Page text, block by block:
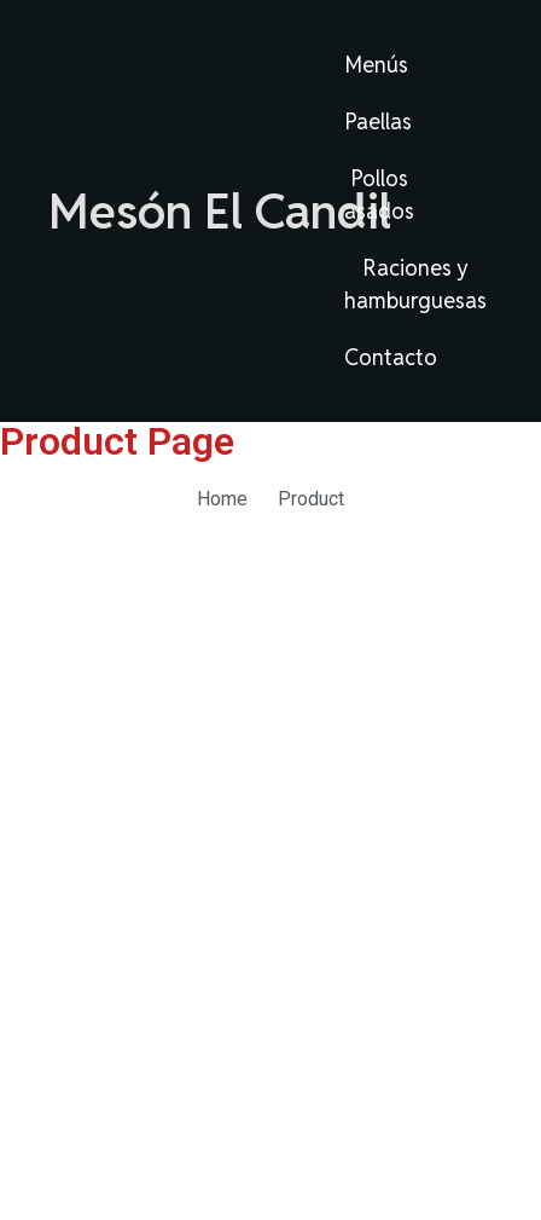
Mesón El Candil
Menús
Paellas
Pollos
asados
Raciones y
hamburguesas
Contacto
Product Page
Home Product